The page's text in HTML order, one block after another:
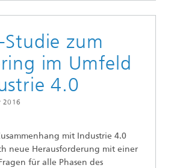
Studie zum
im Umfeld
4.0
2016
mit Industrie 4.0
neue Herausforderung mit einer
für alle Phasen des